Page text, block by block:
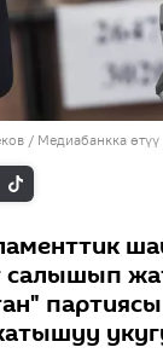
/ Медиабанкка өтүү
салышып